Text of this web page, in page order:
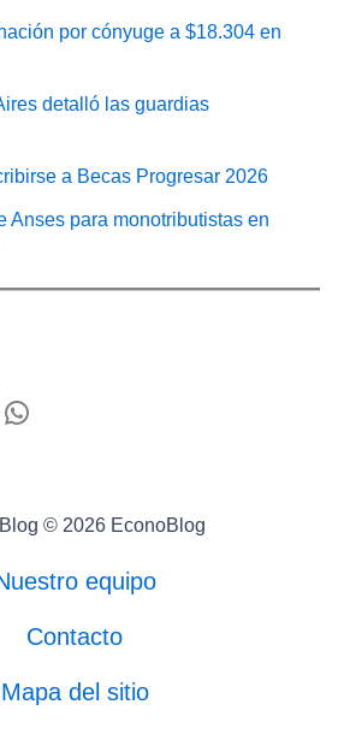
por cónyuge a $18.304 en
detalló las guardias
a Becas Progresar 2026
Anses para monotributistas en
WhatsApp
© 2026 EconoBlog
equipo
Contacto
Mapa del sitio